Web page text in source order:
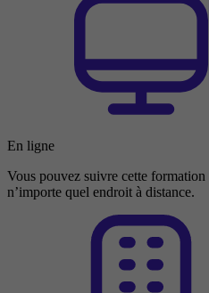
En ligne
Vous pouvez suivre cette
n’importe quel endroit à distance.